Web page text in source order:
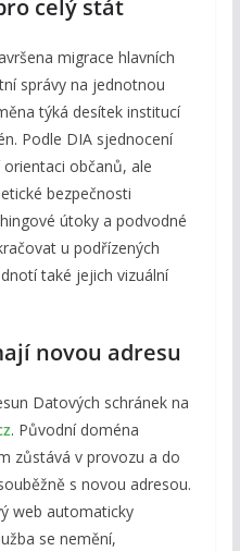
celý stát
migrace hlavních
správy na jednotnou
týká desítek institucí
Podle DIA sjednocení
občanů, ale
bezpečnosti
útoky a podvodné
u podřízených
také jejich vizuální
novou adresu
Datových schránek na
. Původní doména
zůstává v provozu a do
s novou adresou.
web automaticky
se nemění,